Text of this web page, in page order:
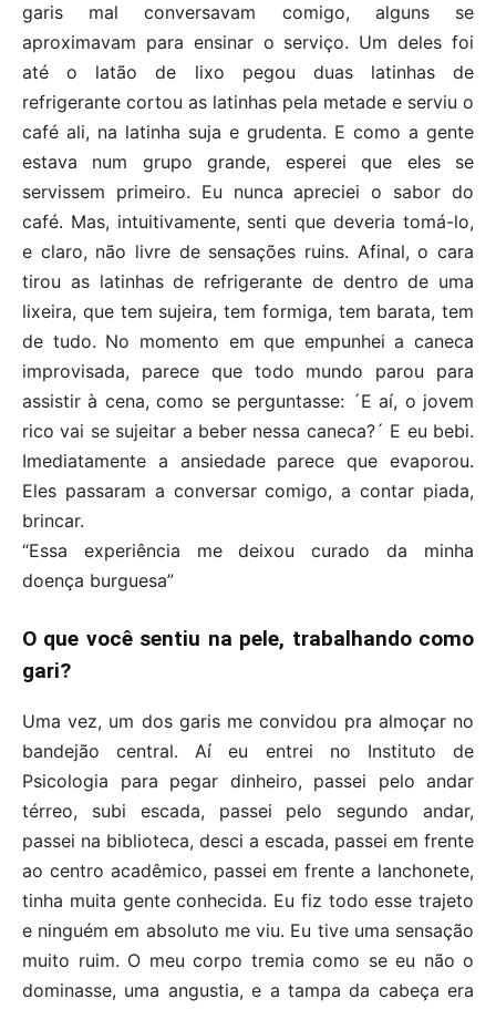
garis mal conversavam comigo, alguns se
aproximavam para ensinar o serviço. Um deles foi
até o latão de lixo pegou duas latinhas de
refrigerante cortou as latinhas pela metade e serviu o
café ali, na latinha suja e grudenta. E como a gente
estava num grupo grande, esperei que eles se
servissem primeiro. Eu nunca apreciei o sabor do
café. Mas, intuitivamente, senti que deveria tomá-lo,
e claro, não livre de sensações ruins. Afinal, o cara
tirou as latinhas de refrigerante de dentro de uma
lixeira, que tem sujeira, tem formiga, tem barata, tem
de tudo. No momento em que empunhei a caneca
improvisada, parece que todo mundo parou para
assistir à cena, como se perguntasse: ´E aí, o jovem
rico vai se sujeitar a beber nessa caneca?´ E eu bebi.
Imediatamente a ansiedade parece que evaporou.
Eles passaram a conversar comigo, a contar piada,
brincar.
“Essa experiência me deixou curado da minha
doença burguesa”
O que você sentiu na pele, trabalhando como
gari?
Uma vez, um dos garis me convidou pra almoçar no
bandejão central. Aí eu entrei no Instituto de
Psicologia para pegar dinheiro, passei pelo andar
térreo, subi escada, passei pelo segundo andar,
passei na biblioteca, desci a escada, passei em frente
ao centro acadêmico, passei em frente a lanchonete,
tinha muita gente conhecida. Eu fiz todo esse trajeto
e ninguém em absoluto me viu. Eu tive uma sensação
muito ruim. O meu corpo tremia como se eu não o
dominasse, uma angustia, e a tampa da cabeça era